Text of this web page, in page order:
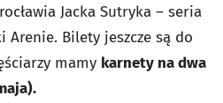
Jacka Sutryka – seria
Arenie. Bilety jeszcze są do
mamy karnety na dwa